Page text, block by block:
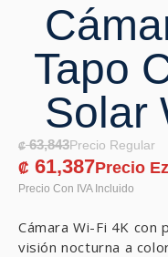
Tapo
Solar
₡63,843
₡ 61,387
Cámara Wi-Fi 4K
visión nocturna a